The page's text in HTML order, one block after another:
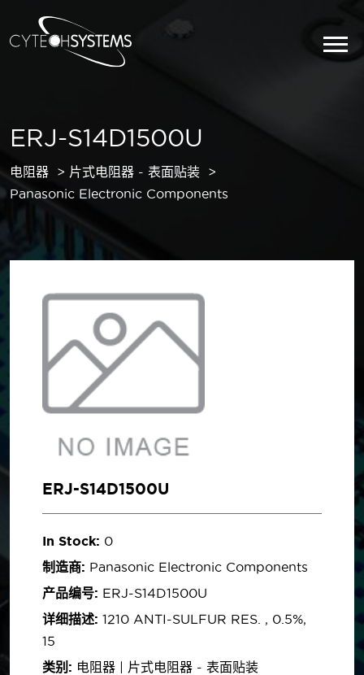
ERJ-S14D1500U
电阻器
片式电阻器 - 表面贴装
Panasonic Electronic Components
ERJ-S14D1500U
In Stock: 0
制造商: Panasonic Electronic Components
产品编号: ERJ-S14D1500U
详细描述: 1210 ANTI-SULFUR RES. , 0.5%,
15
类别: 电阻器 | 片式电阻器 - 表面贴装